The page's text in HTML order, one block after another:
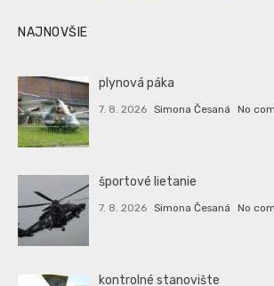
NAJNOVŠIE
plynová páka
7. 8. 2026 Simona Česaná No
športové lietanie
7. 8. 2026 Simona Česaná No
kontrolné stanovište